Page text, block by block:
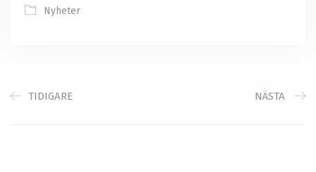
Nyheter
TIDIGARE NÄSTA